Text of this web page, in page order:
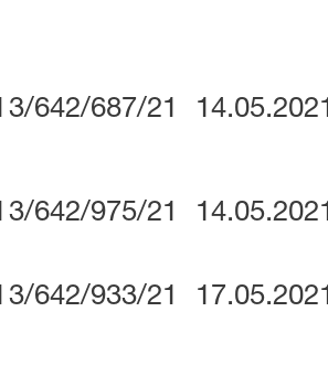
3/642/687/21
3/642/975/21
3/642/933/21